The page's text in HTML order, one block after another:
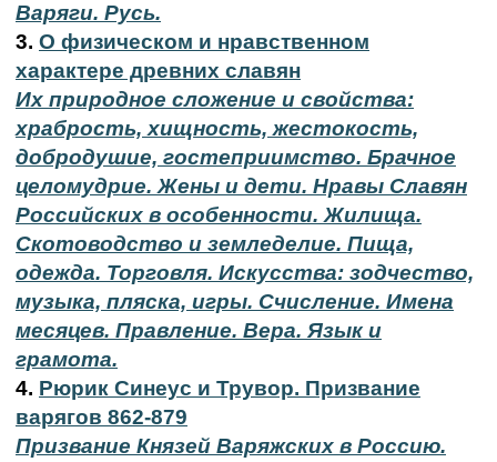
Варяги. Русь.
3. О физическом и нравственном
характере древних славян
Их природное сложение и свойства:
храбрость, хищность, жестокость,
добродушие, гостеприимство. Брачное
целомудрие. Жены и дети. Нравы Славян
Российских в особенности. Жилища.
Скотоводство и земледелие. Пища,
одежда. Торговля. Искусства: зодчество,
музыка, пляска, игры. Счисление. Имена
месяцев. Правление. Вера. Язык и
грамота.
4. Рюрик Синеус и Трувор. Призвание
варягов 862-879
Призвание Князей Варяжских в Россию.